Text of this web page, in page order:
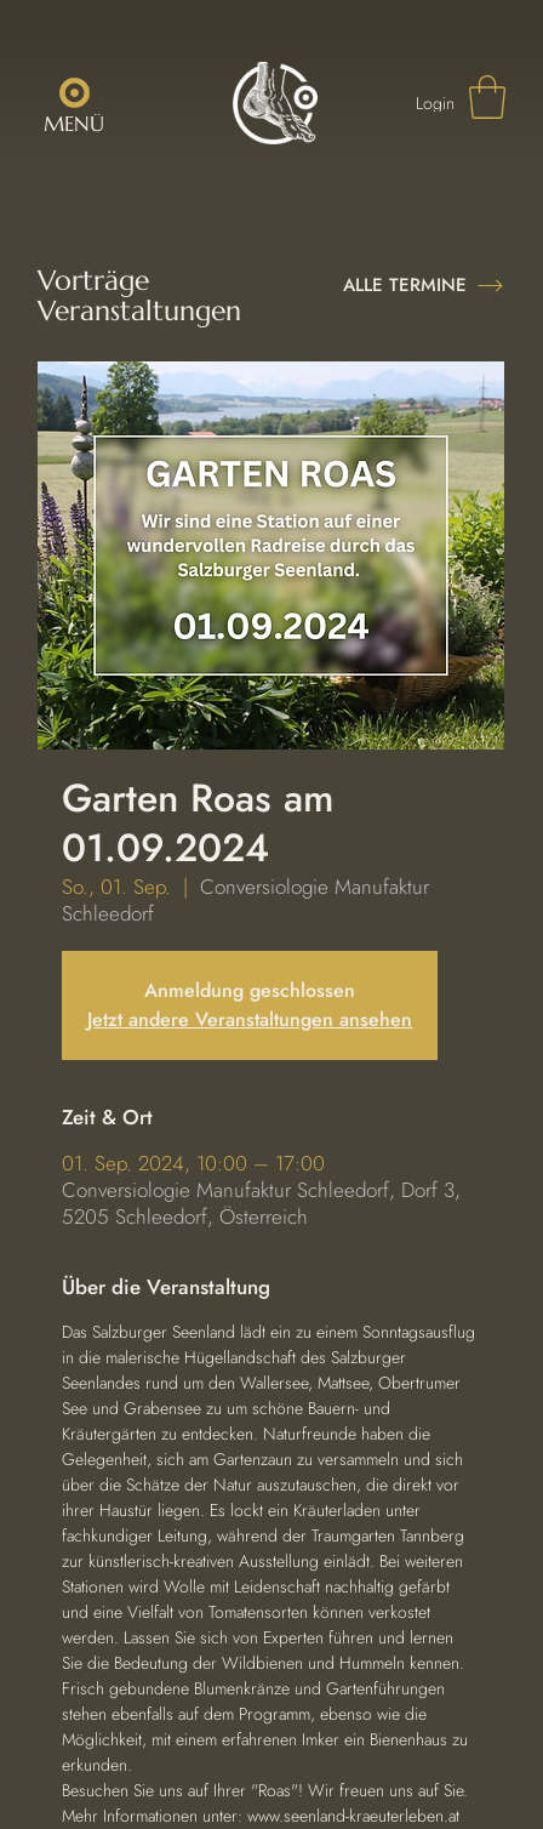
MENÜ
Login
Garten Roas am
01.09.2024
So., 01. Sep.
  |
Conversiologie Manufaktur
Schleedorf
Anmeldung geschlossen
Jetzt andere Veranstaltungen ansehen
Zeit & Ort
01. Sep. 2024, 10:00 – 17:00
Conversiologie Manufaktur Schleedorf, Dorf 3,
5205 Schleedorf, Österreich
Über die Veranstaltung
Das Salzburger Seenland lädt ein zu einem Sonntagsausflug
in die malerische Hügellandschaft des Salzburger
Seenlandes rund um den Wallersee, Mattsee, Obertrumer
See und Grabensee zu um schöne Bauern- und
Kräutergärten zu entdecken. Naturfreunde haben die
Gelegenheit, sich am Gartenzaun zu versammeln und sich
über die Schätze der Natur auszutauschen, die direkt vor
ihrer Haustür liegen. Es lockt ein Kräuterladen unter
fachkundiger Leitung, während der Traumgarten Tannberg
zur künstlerisch-kreativen Ausstellung einlädt. Bei weiteren
Stationen wird Wolle mit Leidenschaft nachhaltig gefärbt
und eine Vielfalt von Tomatensorten können verkostet
werden. Lassen Sie sich von Experten führen und lernen
Sie die Bedeutung der Wildbienen und Hummeln kennen.
Frisch gebundene Blumenkränze und Gartenführungen
stehen ebenfalls auf dem Programm, ebenso wie die
Möglichkeit, mit einem erfahrenen Imker ein Bienenhaus zu
erkunden.
Besuchen Sie uns auf Ihrer "Roas"! Wir freuen uns auf Sie.
Mehr Informationen unter: www.seenland-kraeuterleben.at
Vorträge
Veranstaltungen
ALLE TERMINE